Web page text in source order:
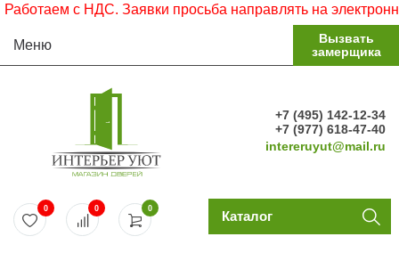
с НДС. Заявки просьба направлять на
Меню
Вызвать
замерщика
+7 (495) 142-12-34
+7 (977) 618-47-40
intereruyut@mail.ru
0
0 0 Каталог